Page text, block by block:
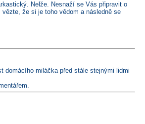
Nelže. Nesnaží se Vás připravit o
že si je toho vědom a následně se
domácího miláčka před stále stejnými lidmi